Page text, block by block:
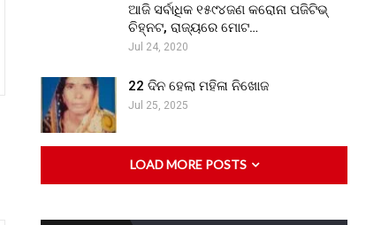
ଆଜି ସର୍ବାଧିକ ୧୫୯୪ଜଣ କରୋନା ପଜିଟିଭ୍
ଚିହ୍ନଟ, ରାଜ୍ୟରେ ମୋଟ…
Jul 24, 2020
22 ଦିନ ହେଲା ମହିଳା ନିଖୋଜ
Jul 25, 2025
LOAD MORE POSTS